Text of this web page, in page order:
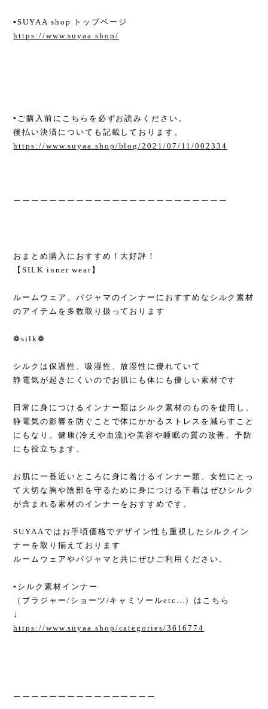
▪︎SUYAA shop トップページ
https://www.suyaa.shop/
▪︎ご購入前にこちらを必ずお読みください。
後払い決済についても記載しております。
https://www.suyaa.shop/blog/2021/07/11/002334
ーーーーーーーーーーーーーーーーーーーーーーーー
おまとめ購入におすすめ！大好評！
【SILK inner wear】
ルームウェア、パジャマのインナーにおすすめなシルク素材
のアイテムを多数取り扱っております
❁silk❁
シルクは保温性、吸湿性、放湿性に優れていて
静電気が起きにくいのでお肌にも体にも優しい素材です
日常に身につけるインナー類はシルク素材のものを使用し、
静電気の影響を防ぐことで体にかかるストレスを減らすこと
にもなり、健康(冷えや血流)や美容や睡眠の質の改善、予防
にも役立ちます。
お肌に一番近いところに身に着けるインナー類、女性にとっ
て大切な胸や陰部を守るために身につける下着はぜひシルク
が含まれる素材のインナーをおすすめです。
SUYAAではお手頃価格でデザイン性も重視したシルクイン
ナーを取り揃えております
ルームウェアやパジャマと共にぜひご利用ください。
▪︎シルク素材インナー
（ブラジャー/ショーツ/キャミソールetc...）はこちら
↓
https://www.suyaa.shop/categories/3616774
ーーーーーーーーーーーーーーーー